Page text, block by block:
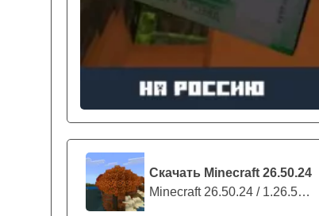
Скачать Minecraft 26.50.24
Minecraft 26.50.24 / 1.26.50.24 предс...